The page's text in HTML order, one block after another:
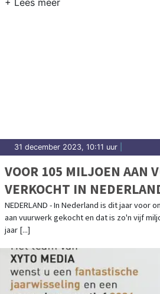
31 december 2023, 10:11 uur
VOOR 105 MILJOEN AAN
VERKOCHT IN
NEDERLAND - In Nederland is dit jaar voor
aan vuurwerk gekocht en dat is zo'n vijf
jaar [...]